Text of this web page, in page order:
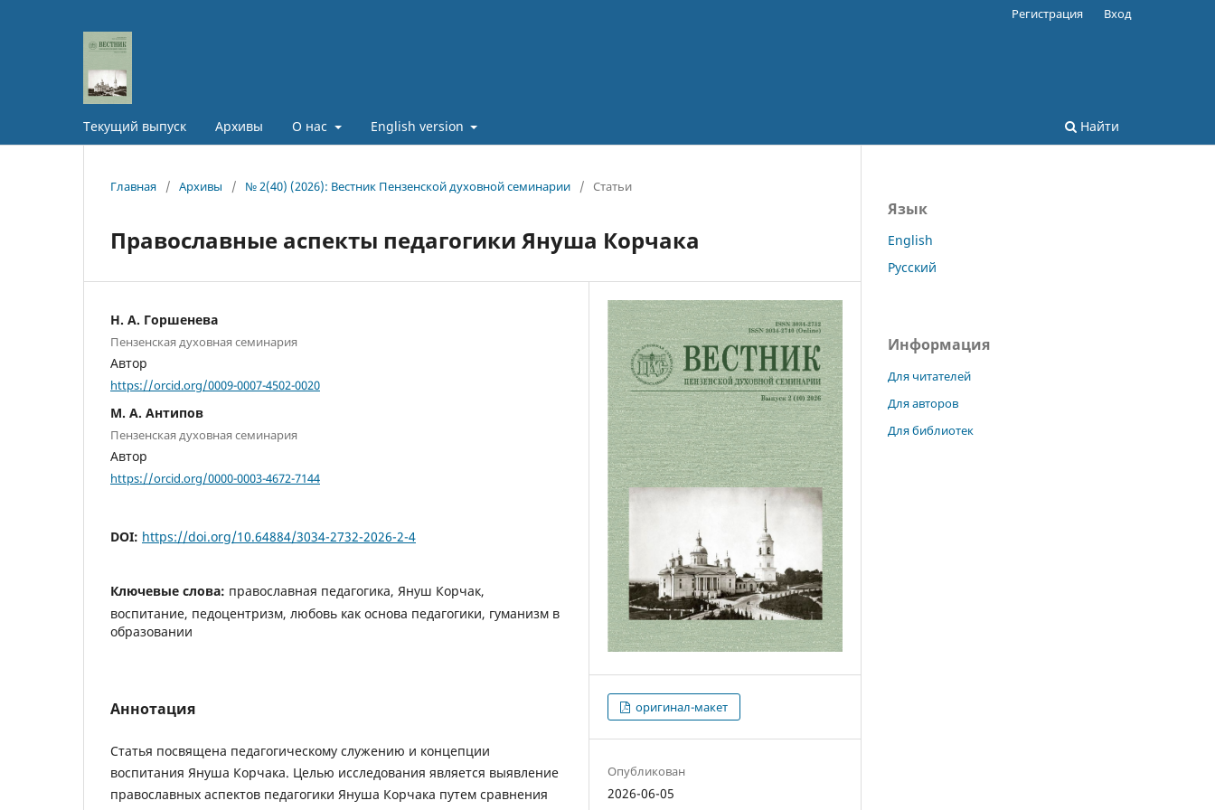
Текущий выпуск Архивы О нас English version Найти
Регистрация Вход
Главная / Архивы / № 2(40) (2026): Вестник Пензенской духовной семинарии / Статьи
Православные аспекты педагогики Януша Корчака
Н. А. Горшенева
Пензенская духовная семинария
Автор
https://orcid.org/0009-0007-4502-0020
М. А. Антипов
Пензенская духовная семинария
Автор
https://orcid.org/0000-0003-4672-7144
DOI: https://doi.org/10.64884/3034-2732-2026-2-4
Ключевые слова: православная педагогика, Януш Корчак,
воспитание, педоцентризм, любовь как основа педагогики, гуманизм в
образовании
Аннотация
Статья посвящена педагогическому служению и концепции
воспитания Януша Корчака. Целью исследования является выявление
православных аспектов педагогики Януша Корчака путем сравнения
оригинал-макет
Опубликован
2026-06-05
Язык
English
Русский
Информация
Для читателей
Для авторов
Для библиотек